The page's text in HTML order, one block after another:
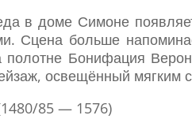
в доме Симоне
Сцена больше
Бонифация
освещённый мягким
85 — 1576)